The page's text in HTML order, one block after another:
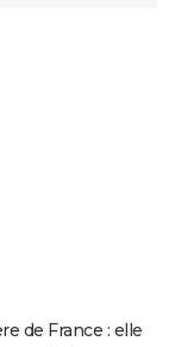
de France : elle